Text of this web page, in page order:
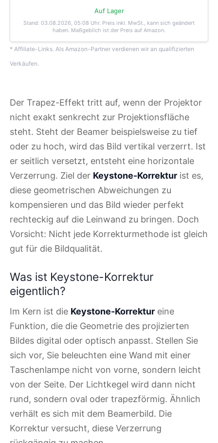
Auf Lager
Stand: 03.08.2026, 05:08 Uhr. Preis inkl. MwSt., kann sich geändert
haben. Maßgeblich ist der Preis auf Amazon.
* Affiliate-Links. Als Amazon-Partner verdienen wir an qualifizierten
Verkäufen.
Der Trapez-Effekt tritt auf, wenn der Projektor
nicht exakt senkrecht zur Projektionsfläche
steht. Steht der Beamer beispielsweise zu tief
oder zu hoch, wird das Bild vertikal verzerrt. Ist
er seitlich versetzt, entsteht eine horizontale
Verzerrung. Ziel der Keystone-Korrektur ist es,
diese geometrischen Abweichungen zu
kompensieren und das Bild wieder perfekt
rechteckig auf die Leinwand zu bringen. Doch
Vorsicht: Nicht jede Korrekturmethode ist gleich
gut für die Bildqualität.
Was ist Keystone-Korrektur
eigentlich?
Im Kern ist die Keystone-Korrektur eine
Funktion, die die Geometrie des projizierten
Bildes digital oder optisch anpasst. Stellen Sie
sich vor, Sie beleuchten eine Wand mit einer
Taschenlampe nicht von vorne, sondern leicht
von der Seite. Der Lichtkegel wird dann nicht
rund, sondern oval oder trapezförmig. Ähnlich
verhält es sich mit dem Beamerbild. Die
Korrektur versucht, diese Verzerrung